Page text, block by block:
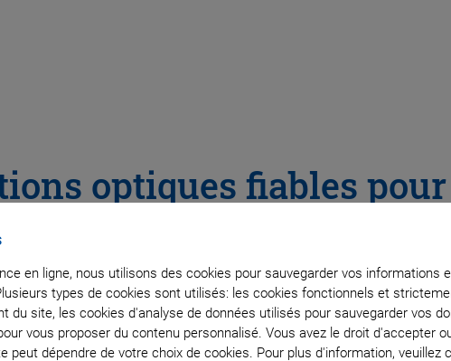
en ligne, nous utilisons des cookies pour sauvegarder vos informations
types de cookies sont utilisés: les cookies fonctionnels et
du site, les cookies d'analyse de données utilisés pour sauvegarder vos
vous proposer du contenu personnalisé. Vous avez le droit d'accepter
peut dépendre de votre choix de cookies. Pour plus d'information, veuillez
optiques fiables
de satellites LEO
rapide pour l'acquisition, le suivi et la compensation
dans des conditions dynamiques